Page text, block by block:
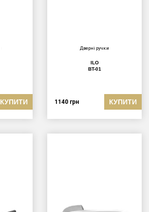
КУПИТИ
Дверні ручки
ILO
BT-01
1140 грн КУПИТИ